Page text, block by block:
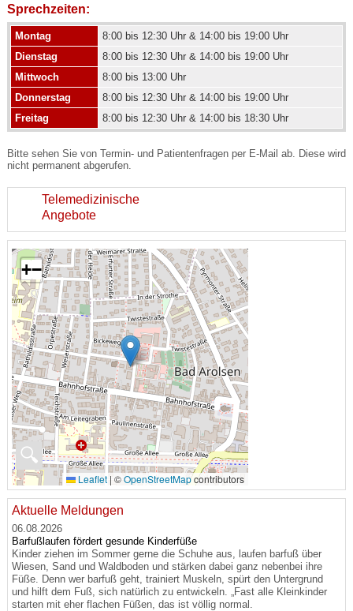
Sprechzeiten:
Montag
8:00 bis 12:30 Uhr & 14:00 bis 19:00 Uhr
Dienstag
8:00 bis 12:30 Uhr & 14:00 bis 19:00 Uhr
Mittwoch
8:00 bis 13:00 Uhr
Donnerstag
8:00 bis 12:30 Uhr & 14:00 bis 19:00 Uhr
Freitag
8:00 bis 12:30 Uhr & 14:00 bis 18:30 Uhr
Bitte sehen Sie von Termin- und Patientenfragen per E-Mail ab. Diese wird
nicht permanent abgerufen.
Telemedizinische
Angebote
🔍
+−
Leaflet | ©OpenStreetMapcontributors
Aktuelle Meldungen
06.08.2026
Barfußlaufen fördert gesunde Kinderfüße
Kinder ziehen im Sommer gerne die Schuhe aus, laufen barfuß über
Wiesen, Sand und Waldboden und stärken dabei ganz nebenbei ihre
Füße. Denn wer barfuß geht, trainiert Muskeln, spürt den Untergrund
und hilft dem Fuß, sich natürlich zu entwickeln. „Fast alle Kleinkinder
starten mit eher flachen Füßen, das ist völlig normal.